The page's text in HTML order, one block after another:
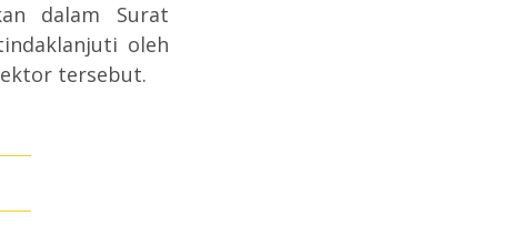
dalam Surat
oleh
tersebut.